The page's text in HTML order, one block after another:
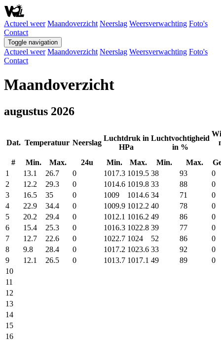
Actueel weer Maandoverzicht Neerslag Weersverwachting Foto's
Contact
Toggle navigation
Actueel weer Maandoverzicht Neerslag Weersverwachting Foto's
Contact
Maandoverzicht
augustus 2026
Dat. Temperatuur Neerslag
Luchtdruk in
HPa
Luchtvochtigheid
in %
# Min. Max. 24u Min. Max. Min. Max.
1
13.1 26.7 0 1017.3 1019.5 38 93
0
2
12.2 29.3 0 1014.6 1019.8 33 88
0
3
16.5 35 0 1009 1014.6 34 71
0
4
22.9 34.4 0 1009.9 1012.2 40 78
0
5
20.2 29.4 0 1012.1 1016.2 49 86
0
6
15.4 25.3 0 1016.3 1022.8 39 77
0
7
12.7 22.6 0 1022.7 1024 52 86
0
8
9.8 28.4 0 1017.2 1023.6 33 92
0
9
12.1 26.5 0 1013.7 1017.1 49 89
0
10
11
12
13
14
15
16